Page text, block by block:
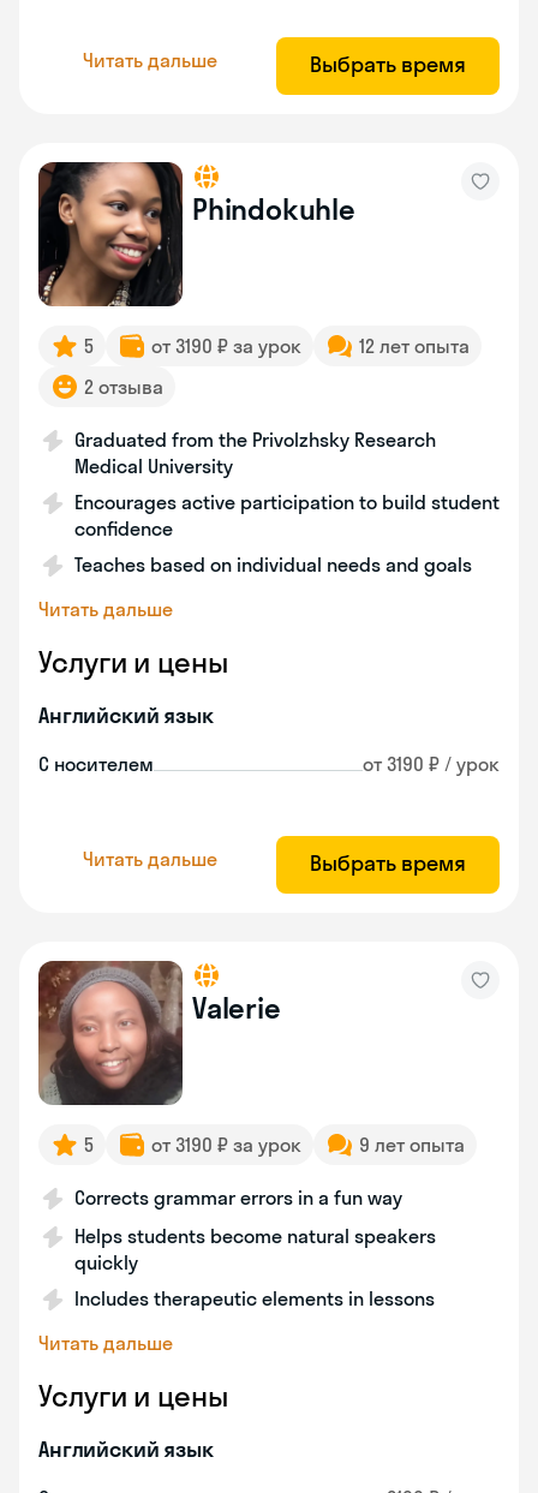
Читать дальше Выбрать время
Phindokuhle
5 от 3190 ₽ за урок
12 лет опыта
2 отзыва
Graduated from the Privolzhsky Research
Medical University
Encourages active participation to build student
confidence
Teaches based on individual needs and goals
Читать дальше
Услуги и цены
Английский язык
С носителем от 3190 ₽ / урок
Читать дальше Выбрать время
Valerie
5 от 3190 ₽ за урок 9 лет опыта
Corrects grammar errors in a fun way
Helps students become natural speakers
quickly
Includes therapeutic elements in lessons
Читать дальше
Услуги и цены
Английский язык